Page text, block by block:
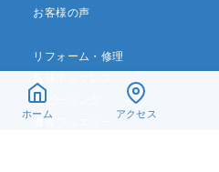
お客様の声
リフォーム・修理
ベビーリング
遺骨ジュエリー
ホーム アクセス